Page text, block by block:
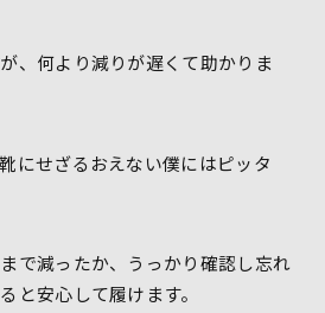
、何より減りが遅くて助かりま
にせざるおえない僕にはピッタ
で減ったか、うっかり確認し忘れ
と安心して履けます。